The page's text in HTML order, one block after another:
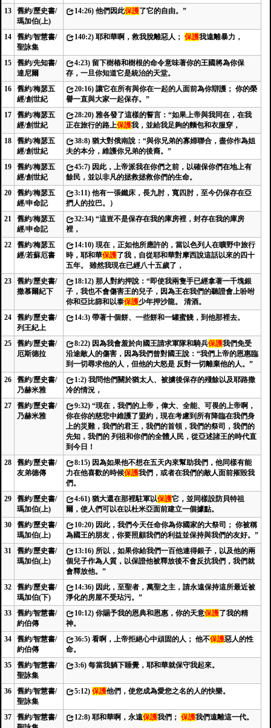
13
舊約/歷史書/
瑪加伯(上)
14:26) 他們因此保護了它的自由。”
14
舊約/智慧書/
聖詠集
140:2) 耶和華啊，救我脫離惡人； 保護我遠離暴力，
15
舊約/先知書/
達尼爾
4:23) 留下樹樁和樹根的命令意味著你的王國將為你保
存，一旦你知道它是統治的天堂。
16
舊約/梅瑟五
經/創世紀
20:16) 讓它在所有與你在一起的人面前為你辯護； 你的榮
譽一直與大家一起保存。”
17
舊約/梅瑟五
經/創世紀
28:20) 雅各發了這樣的誓言：“如果上帝與我同在，在我
正在旅行的路上保護我，並給我足夠的麵包和衣服穿，
18
舊約/梅瑟五
經/創世紀
38:8) 猶大對俄南說：“與你兄弟的寡婦聯合，盡你作為姐
夫的本分，維護你兄弟的後裔。”
19
舊約/梅瑟五
經/創世紀
45:7) 因此，上帝派我在你們之前，以確保你們在地上有
餘民，並以非凡的拯救拯救你們的生命。
20
舊約/梅瑟五
經/申命記
3:11) 他有一張鐵床，長九肘，寬四肘，至今仍保存在亞
捫人的拉巴。）
21
舊約/梅瑟五
經/申命記
32:34) “這豈不是保存在我的庫房裡，封存在我的庫房
裡，
22
舊約/梅瑟五
經/若蘇厄書
14:10) 現在，正如他所應許的，當以色列人在曠野中旅行
時，耶和華保護了我，自從耶和華對摩西說這話以來的四十
五年。 雖然我現在已經八十五歲了，
23
舊約/歷史書/
撒慕爾紀下
18:12) 那人對約押說：“即使我兩隻手已經拿著一千塊銀
子，我也不會傷害王的兒子，因為王在我們的聽證會上吩咐
你和亞比篩和以泰保護少年押沙龍。 清酒。
24
舊約/歷史書/
列王紀上
14:3) 帶著十個餅、一些餅和一罐蜜餞，到他那裡去。
25
舊約/歷史書/
厄斯德拉
8:22) 因為我會羞於向國王請求軍隊和騎兵保護我們免受
沿途敵人的傷害，因為我們曾對國王說：“我們上帝的恩惠臨
到一切尋求他的人，但他的大怒是 反對一切離棄他的人。”
26
舊約/歷史書/
乃赫米雅
1:2) 我問他們關於猶太人、被擄後保存的殘餘以及耶路撒
冷的情況，
27
舊約/歷史書/
乃赫米雅
9:32) “現在，我們的上帝，偉大、全能、可畏的上帝啊，
你在你的慈悲中維護了盟約，現在考慮到所有降臨在我們身
上的災難，我們的君王，我們的首領，我們的祭司，我們的
先知，我們的 列祖和你們的全體人民，從亞述諸王的時代直
到今日！
28
舊約/歷史書/
友弟德傳
8:15) 因為如果他不想在五天內來幫助我們，他同樣有能
力在他喜歡的時候保護我們，或者在我們的敵人面前摧毀我
們。
29
舊約/歷史書/
瑪加伯(上)
4:61) 猶大還在那裡駐軍以保護它，並同樣設防貝特祖
爾，使人們可以在以杜米亞面前建立一個據點。
30
舊約/歷史書/
瑪加伯(上)
10:20) 因此，我們今天任命你為你國家的大祭司； 你被稱
為國王的朋友，你要照顧我們的利益並保持與我們的友好。”
31
舊約/歷史書/
瑪加伯(上)
13:16) 所以，如果你給我們一百他連得銀子，以及他的兩
個兒子作為人質，以保證他被釋放後不會反抗我們，我們就
會釋放他。”
32
舊約/歷史書/
瑪加伯(下)
14:36) 因此，至聖者，萬聖之主，請永遠保持這所最近被
淨化的房屋不受玷污。”
33
舊約/智慧書/
約伯傳
10:12) 你賜予我的恩典和恩惠，你的天意保護了我的精
神。
34
舊約/智慧書/
約伯傳
36:5) 看啊，上帝拒絕心中頑固的人； 他不保護惡人的性
命。
35
舊約/智慧書/
聖詠集
3:6) 每當我躺下睡覺，耶和華就保守我起來。
36
舊約/智慧書/
聖詠集
5:12) 保護他們，使您成為愛您之名的人的快樂。
37
舊約/智慧書/
12:8) 耶和華啊，永遠保護我們； 保護我們遠離這一代。